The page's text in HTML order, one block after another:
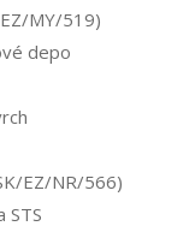
MY/519)
depo
EZ/NR/566)
STS